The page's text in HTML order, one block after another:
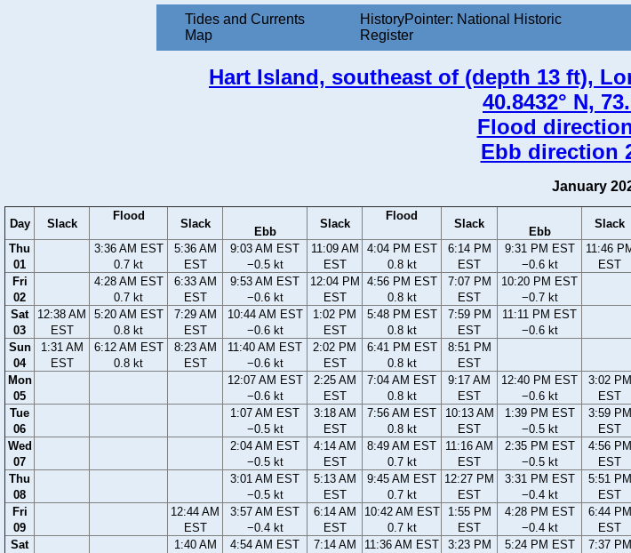
Tides and Currents
Map
HistoryPointer: National Historic
Register
Hart Island, southeast of (depth 13 ft),
40.8432° N,
Flood
Ebb direction
January
Day Slack
Flood
Slack
Ebb
Slack
Flood
Slack
Ebb
Slack
Thu
01
3:36 AM EST
0.7 kt
5:36 AM
EST
9:03 AM EST
−0.5 kt
11:09 AM
EST
4:04 PM EST
0.8 kt
6:14 PM
EST
9:31 PM EST
−0.6 kt
11:46
EST
Fri
02
4:28 AM EST
0.7 kt
6:33 AM
EST
9:53 AM EST
−0.6 kt
12:04 PM
EST
4:56 PM EST
0.8 kt
7:07 PM
EST
10:20 PM EST
−0.7 kt
Sat
03
12:38 AM
EST
5:20 AM EST
0.8 kt
7:29 AM
EST
10:44 AM EST
−0.6 kt
1:02 PM
EST
5:48 PM EST
0.8 kt
7:59 PM
EST
11:11 PM EST
−0.6 kt
Sun
04
1:31 AM
EST
6:12 AM EST
0.8 kt
8:23 AM
EST
11:40 AM EST
−0.6 kt
2:02 PM
EST
6:41 PM EST
0.8 kt
8:51 PM
EST
Mon
05
12:07 AM EST
−0.6 kt
2:25 AM
EST
7:04 AM EST
0.8 kt
9:17 AM
EST
12:40 PM EST
−0.6 kt
3:02 PM
EST
Tue
06
1:07 AM EST
−0.5 kt
3:18 AM
EST
7:56 AM EST
0.8 kt
10:13 AM
EST
1:39 PM EST
−0.5 kt
3:59 PM
EST
Wed
07
2:04 AM EST
−0.5 kt
4:14 AM
EST
8:49 AM EST
0.7 kt
11:16 AM
EST
2:35 PM EST
−0.5 kt
4:56 PM
EST
Thu
08
3:01 AM EST
−0.5 kt
5:13 AM
EST
9:45 AM EST
0.7 kt
12:27 PM
EST
3:31 PM EST
−0.4 kt
5:51 PM
EST
Fri
09
12:44 AM
EST
3:57 AM EST
−0.4 kt
6:14 AM
EST
10:42 AM EST
0.7 kt
1:55 PM
EST
4:28 PM EST
−0.4 kt
6:44 PM
EST
Sat
1:40 AM
4:54 AM EST
7:14 AM
11:36 AM EST
3:23 PM
5:24 PM EST
7:37 PM